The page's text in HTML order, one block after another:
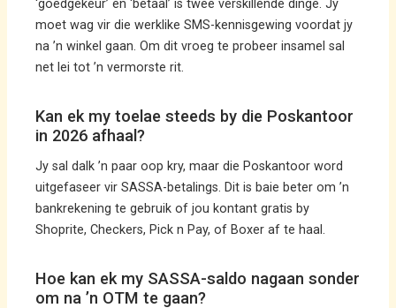
‘goedgekeur’ en ‘betaal’ is twee verskillende dinge. Jy
moet wag vir die werklike SMS-kennisgewing voordat jy
na ’n winkel gaan. Om dit vroeg te probeer insamel sal
net lei tot ’n vermorste rit.
Kan ek my toelae steeds by die Poskantoor
in 2026 afhaal?
Jy sal dalk ’n paar oop kry, maar die Poskantoor word
uitgefaseer vir SASSA-betalings. Dit is baie beter om ’n
bankrekening te gebruik of jou kontant gratis by
Shoprite, Checkers, Pick n Pay, of Boxer af te haal.
Hoe kan ek my SASSA-saldo nagaan sonder
om na ’n OTM te gaan?